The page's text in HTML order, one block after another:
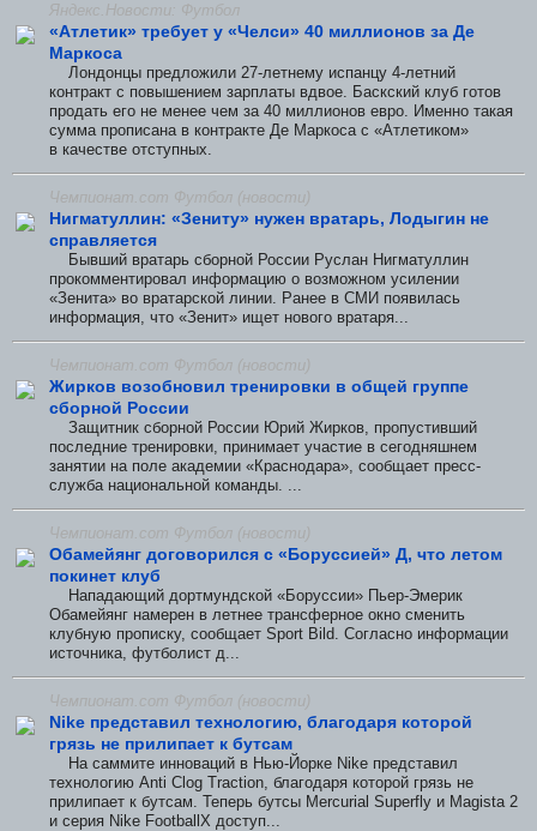
Яндекс.Новости: Футбол
«Атлетик» требует у «Челси» 40 миллионов за Де
Маркоса
Лондонцы предложили 27-летнему испанцу 4-летний
контракт с повышением зарплаты вдвое. Баскский клуб готов
продать его не менее чем за 40 миллионов евро. Именно такая
сумма прописана в контракте Де Маркоса с «Атлетиком»
в качестве отступных.
Чемпионат.com Футбол (новости)
Нигматуллин: «Зениту» нужен вратарь, Лодыгин не
справляется
Бывший вратарь сборной России Руслан Нигматуллин
прокомментировал информацию о возможном усилении
«Зенита» во вратарской линии. Ранее в СМИ появилась
информация, что «Зенит» ищет нового вратаря...
Чемпионат.com Футбол (новости)
Жирков возобновил тренировки в общей группе
сборной России
Защитник сборной России Юрий Жирков, пропустивший
последние тренировки, принимает участие в сегодняшнем
занятии на поле академии «Краснодара», сообщает пресс-
служба национальной команды. ...
Чемпионат.com Футбол (новости)
Обамейянг договорился с «Боруссией» Д, что летом
покинет клуб
Нападающий дортмундской «Боруссии» Пьер-Эмерик
Обамейянг намерен в летнее трансферное окно сменить
клубную прописку, сообщает Sport Bild. Согласно информации
источника, футболист д...
Чемпионат.com Футбол (новости)
Nike представил технологию, благодаря которой
грязь не прилипает к бутсам
На саммите инноваций в Нью-Йорке Nike представил
технологию Anti Clog Traction, благодаря которой грязь не
прилипает к бутсам. Теперь бутсы Mercurial Superfly и Magista 2
и серия Nike FootballX доступ...